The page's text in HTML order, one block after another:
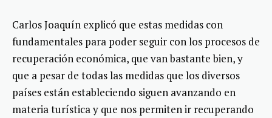
Carlos Joaquín explicó que estas medidas con
fundamentales para poder seguir con los procesos de
recuperación económica, que van bastante bien, y
que a pesar de todas las medidas que los diversos
países están estableciendo siguen avanzando en
materia turística y que nos permiten ir recuperando